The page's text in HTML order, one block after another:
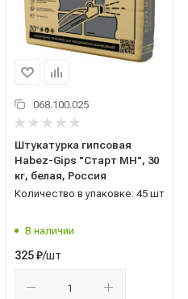
068.100.025
Штукатурка гипсовая
Habez-Gips "Старт МН", 30
кг, белая, Россия
Количество в упаковке: 45 шт
В наличии
325₽/шт